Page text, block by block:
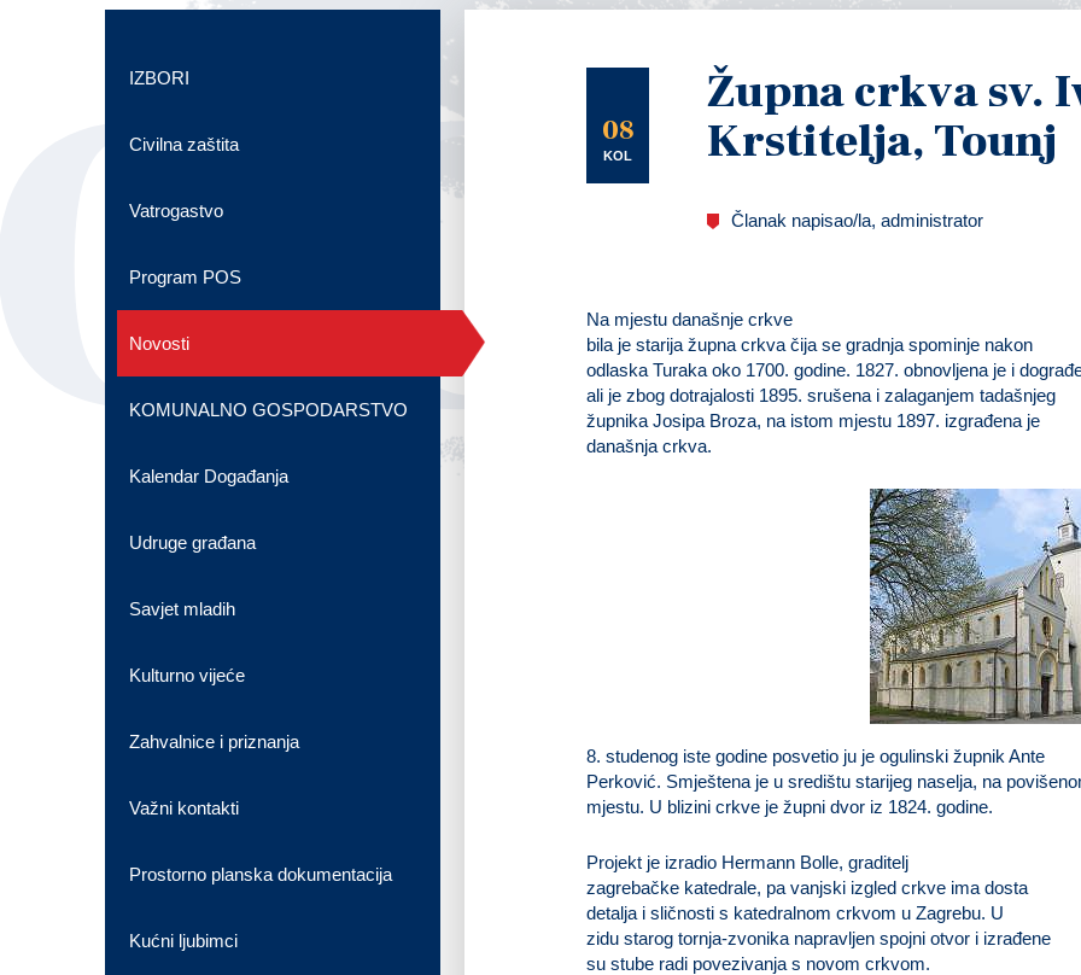
08
KOL
Župna crkva sv.
Krstitelja, Tounj
Članak napisao/la, administrator
Na mjestu današnje crkve
bila je starija župna crkva čija se gradnja spominje nakon
odlaska Turaka oko 1700. godine. 1827. obnovljena je i
ali je zbog dotrajalosti 1895. srušena i zalaganjem tadašnjeg
župnika Josipa Broza, na istom mjestu 1897. izgrađena je
današnja crkva.
8. studenog iste godine posvetio ju je ogulinski župnik Ante
Perković. Smještena je u središtu starijeg naselja, na
mjestu. U blizini crkve je župni dvor iz 1824. godine.
Projekt je izradio Hermann Bolle, graditelj
zagrebačke katedrale, pa vanjski izgled crkve ima dosta
detalja i sličnosti s katedralnom crkvom u Zagrebu. U
zidu starog tornja-zvonika napravljen spojni otvor i izrađene
su stube radi povezivanja s novom crkvom.
IZBORI
Civilna zaštita
Vatrogastvo
Program POS
Novosti
KOMUNALNO GOSPODARSTVO
Kalendar Događanja
Udruge građana
Savjet mladih
Kulturno vijeće
Zahvalnice i priznanja
Važni kontakti
Prostorno planska dokumentacija
Kućni ljubimci